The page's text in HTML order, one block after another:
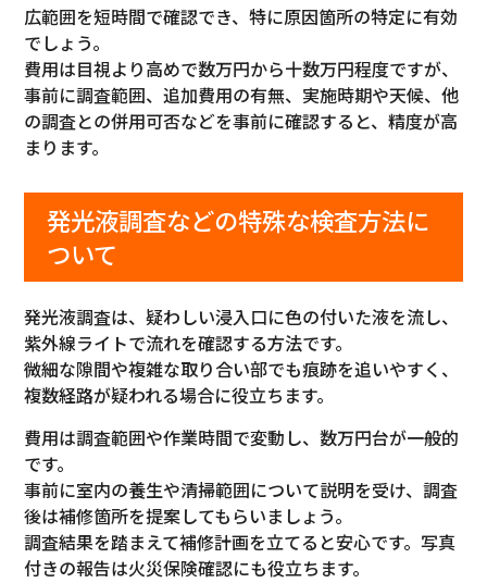
広範囲を短時間で確認でき、特に原因箇所の特定に有効
でしょう。
費用は目視より高めで数万円から十数万円程度ですが、
事前に調査範囲、追加費用の有無、実施時期や天候、他
の調査との併用可否などを事前に確認すると、精度が高
まります。
発光液調査などの特殊な検査方法に
ついて
発光液調査は、疑わしい浸入口に色の付いた液を流し、
紫外線ライトで流れを確認する方法です。
微細な隙間や複雑な取り合い部でも痕跡を追いやすく、
複数経路が疑われる場合に役立ちます。
費用は調査範囲や作業時間で変動し、数万円台が一般的
です。
事前に室内の養生や清掃範囲について説明を受け、調査
後は補修箇所を提案してもらいましょう。
調査結果を踏まえて補修計画を立てると安心です。写真
付きの報告は火災保険確認にも役立ちます。